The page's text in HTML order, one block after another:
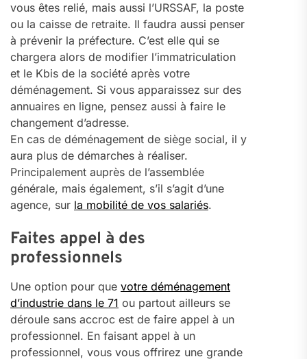
vous êtes relié, mais aussi l’URSSAF, la poste
ou la caisse de retraite. Il faudra aussi penser
à prévenir la préfecture. C’est elle qui se
chargera alors de modifier l’immatriculation
et le Kbis de la société après votre
déménagement. Si vous apparaissez sur des
annuaires en ligne, pensez aussi à faire le
changement d’adresse.
En cas de déménagement de siège social, il y
aura plus de démarches à réaliser.
Principalement auprès de l’assemblée
générale, mais également, s’il s’agit d’une
agence, sur la mobilité de vos salariés.
Faites appel à des
professionnels
Une option pour que votre déménagement
d’industrie dans le 71 ou partout ailleurs se
déroule sans accroc est de faire appel à un
professionnel. En faisant appel à un
professionnel, vous vous offrirez une grande